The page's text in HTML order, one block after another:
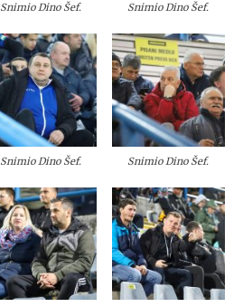
Snimio Dino Šef. Snimio Dino Šef.
Snimio Dino Šef. Snimio Dino Šef.